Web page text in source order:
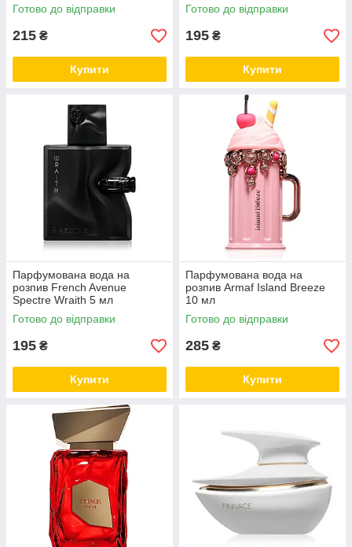
Готово до відправки
215 ₴
Купити
Готово до відправки
195 ₴
Купити
Парфумована вода на
розпив French Avenue
Spectre Wraith 5 мл
Готово до відправки
195 ₴
Купити
Парфумована вода на
розпив Armaf Island Breeze
10 мл
Готово до відправки
285 ₴
Купити